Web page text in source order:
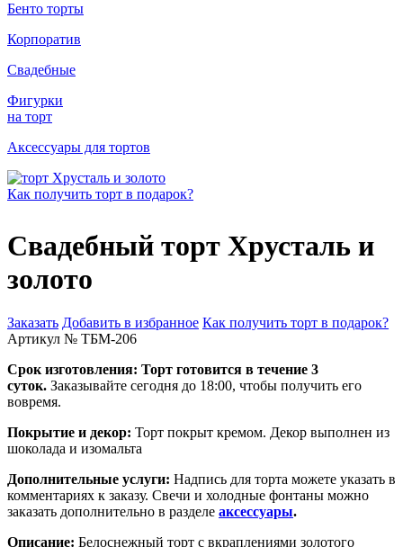
Бенто торты
Корпоратив
Свадебные
Фигурки
на торт
Аксессуары для тортов
Как получить торт в подарок?
Свадебный торт Хрусталь и
золото
Заказать Добавить в избранное Как получить торт в подарок?
Артикул № ТБМ-206
Срок изготовления: Торт готовится в течение 3
суток. Заказывайте сегодня до 18:00, чтобы получить его
вовремя.
Покрытие и декор: Торт покрыт кремом. Декор выполнен из
шоколада и изомальта
Дополнительные услуги: Надпись для торта можете указать в
комментариях к заказу. Свечи и холодные фонтаны можно
заказать дополнительно в разделе аксессуары.
Описание: Белоснежный торт с вкраплениями золотого